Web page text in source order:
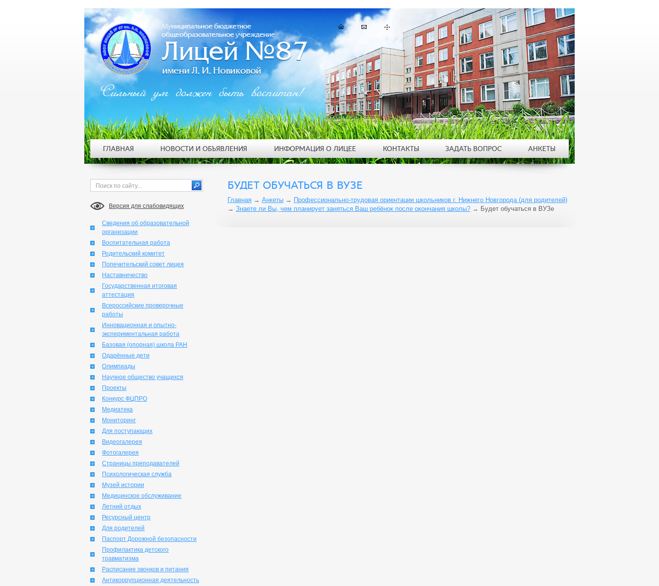
Версия для слабовидящих
Сведения об образовательной
организации
Воспитательная работа
Родительский комитет
Попечительский совет лицея
Наставничество
Государственная итоговая
аттестация
Всероссийские проверочные
работы
Инновационная и опытно-
экспериментальная работа
Базовая (опорная) школа РАН
Одарённые дети
Олимпиады
Научное общество учащихся
Проекты
Конкурс ФЦПРО
Медиатека
Мониторинг
Для поступающих
Видеогалерея
Фотогалерея
Страницы преподавателей
Психологическая служба
Музей истории
Медицинское обслуживание
Летний отдых
Ресурсный центр
Для родителей
Паспорт Дорожной безопасности
Профилактика детского
травматизма
Расписание звонков и питания
Антикоррупционная деятельность
БУДЕТ ОБУЧАТЬСЯ В ВУЗЕ
Главная → Анкеты → Профессионально-трудовая ориентации школьников г. Нижнего Новгорода (для родителей)
→ Знаете ли Вы, чем планирует заняться Ваш ребёнок после окончания школы? → Будет обучаться в ВУЗе
Сильный ум должен быть воспитан!
ГЛАВНАЯ НОВОСТИ И ОБЪЯВЛЕНИЯ ИНФОРМАЦИЯ О ЛИЦЕЕ КОНТАКТЫ ЗАДАТЬ ВОПРОС АНКЕТЫ